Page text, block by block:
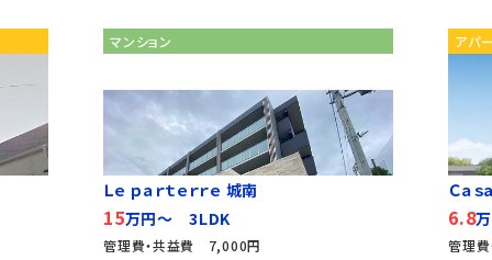
マンション
Ｌｅ ｐａｒｔｅｒｒｅ 城南
15万円～ 3LDK
管理費・共益費 7,000円
アパ
Ｃａｓ
6.8
管理